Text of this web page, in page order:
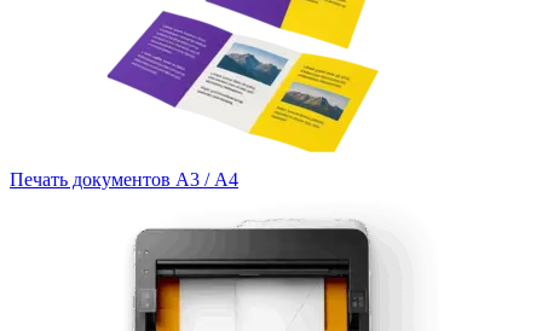
Печать документов А3 / А4